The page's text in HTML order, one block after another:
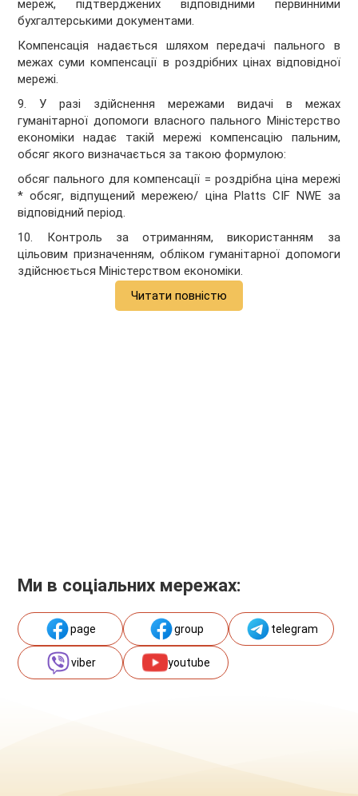
мереж, підтверджених відповідними первинними
бухгалтерськими документами.
Компенсація надається шляхом передачі пального в
межах суми компенсації в роздрібних цінах відповідної
мережі.
9. У разі здійснення мережами видачі в межах
гуманітарної допомоги власного пального Міністерство
економіки надає такій мережі компенсацію пальним,
обсяг якого визначається за такою формулою:
обсяг пального для компенсації = роздрібна ціна мережі
* обсяг, відпущений мережею/ ціна Platts CIF NWE за
відповідний період.
10. Контроль за отриманням, використанням за
цільовим призначенням, обліком гуманітарної допомоги
здійснюється Міністерством економіки.
Читати повністю
Ми в соціальних мережах:
page group telegram
viber youtube